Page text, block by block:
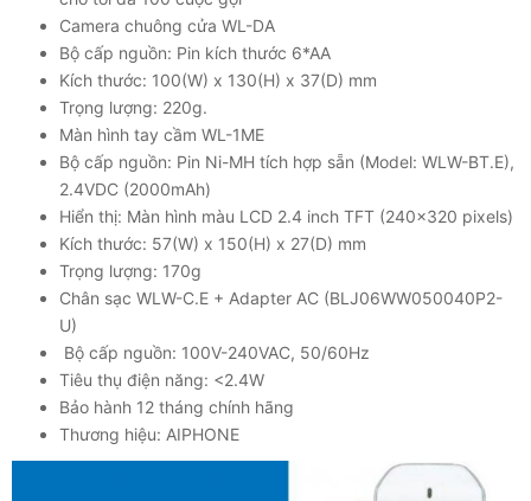
Camera chuông cửa WL-DA
Bộ cấp nguồn: Pin kích thước 6*AA
Kích thước: 100(W) x 130(H) x 37(D) mm
Trọng lượng: 220g.
Màn hình tay cầm WL-1ME
Bộ cấp nguồn: Pin Ni-MH tích hợp sẵn (Model: WLW-BT.E),
2.4VDC (2000mAh)
Hiển thị: Màn hình màu LCD 2.4 inch TFT (240×320 pixels)
Kích thước: 57(W) x 150(H) x 27(D) mm
Trọng lượng: 170g
Chân sạc WLW-C.E + Adapter AC (BLJ06WW050040P2-
U)
Bộ cấp nguồn: 100V-240VAC, 50/60Hz
Tiêu thụ điện năng: <2.4W
Bảo hành 12 tháng chính hãng
Thương hiệu: AIPHONE